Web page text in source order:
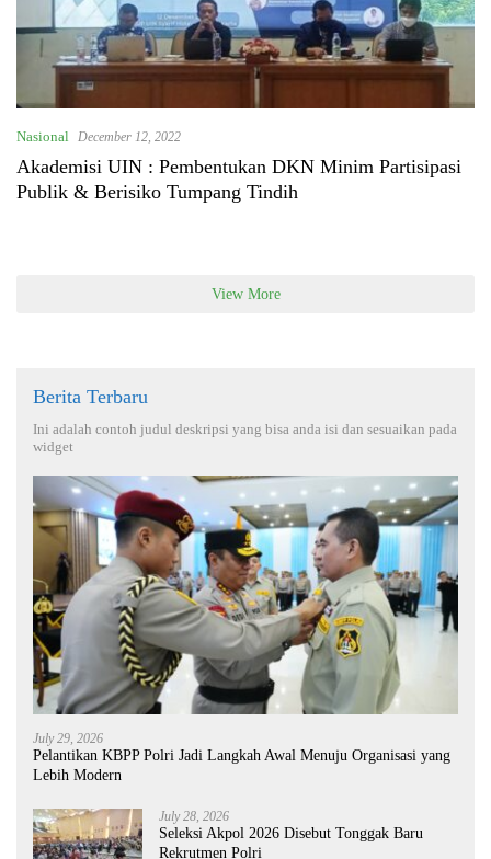
Nasional December 12, 2022
Akademisi UIN : Pembentukan DKN Minim Partisipasi
Publik & Berisiko Tumpang Tindih
View More
Berita Terbaru
Ini adalah contoh judul deskripsi yang bisa anda isi dan sesuaikan pada
widget
July 29, 2026
Pelantikan KBPP Polri Jadi Langkah Awal Menuju Organisasi yang
Lebih Modern
July 28, 2026
Seleksi Akpol 2026 Disebut Tonggak Baru
Rekrutmen Polri